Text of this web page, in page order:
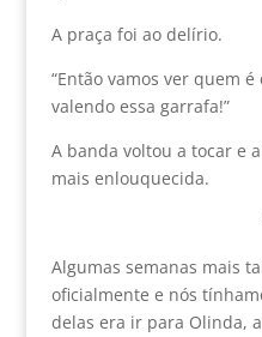
A praça foi ao delírio.
“Então vamos ver quem
valendo essa garrafa!”
A banda voltou a tocar e
mais enlouquecida.
Algumas semanas mais
oficialmente e nós
delas era ir para Olinda,